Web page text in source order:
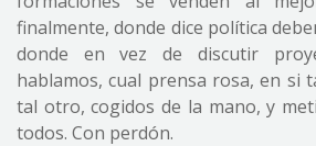
finalmente, donde dice política
donde en vez de discutir
hablamos, cual prensa rosa, en si
tal otro, cogidos de la mano, y
todos. Con perdón.